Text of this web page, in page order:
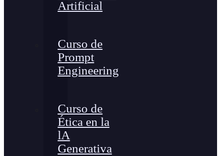
Artificial
Curso de
Prompt
Engineering
Curso de
Ética en la
lA
Generativa